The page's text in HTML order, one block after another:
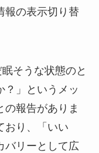
報の表示切り替
そうな状態のと
？」というメッ
の報告がありま
おり、「いい
バリーとして広